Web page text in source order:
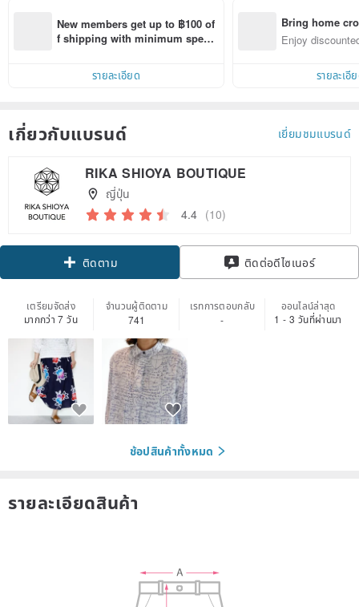
New members get up to ฿100 of
f shipping with minimum spen
within 7 days!
รายละเอียด
Bring home
n with ease
Enjoy
รายละเอี
เกี่ยวกับแบรนด์ เยี่ยมชมแบรนด์
RIKA SHIOYA BOUTIQUE
ญี่ปุ่น
4.4 (10)
ติดตาม ติดต่อดีไซเนอร์
เตรียมจัดส่ง
มากกว่า 7 วัน
จำนวนผู้ติดตาม
741
เรทการตอบกลับ
-
ออนไลน์ล่าสุด
1 - 3 วันที่ผ่านมา
ช้อปสินค้าทั้งหมด
รายละเอียดสินค้า